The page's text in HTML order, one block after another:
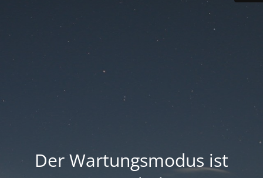
Der Wartungsmodus ist